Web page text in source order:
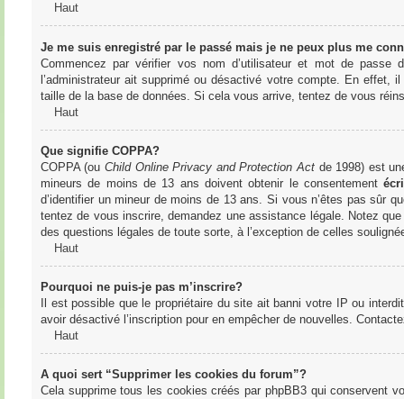
Haut
Je me suis enregistré par le passé mais je ne peux plus me
Commencez par vérifier vos nom d’utilisateur et mot de
l’administrateur ait supprimé ou désactivé votre compte. En effet,
taille de la base de données. Si cela vous arrive, tentez de vous
Haut
Que signifie COPPA?
COPPA (ouChild Online Privacy and Protection Act de 1998) est
mineurs de moins de 13 ans doivent obtenir le consentement
d’identifier un mineur de moins de 13 ans. Si vous n’êtes pas sûr
tentez de vous inscrire, demandez une assistance légale. Notez
des questions légales de toute sorte, à l’exception de celles
Haut
Pourquoi ne puis-je pas m’inscrire?
Il est possible que le propriétaire du site ait banni votre IP ou
avoir désactivé l’inscription pour en empêcher de nouvelles.
Haut
A quoi sert “Supprimer les cookies du forum”?
Cela supprime tous les cookies créés par phpBB3 qui conservent